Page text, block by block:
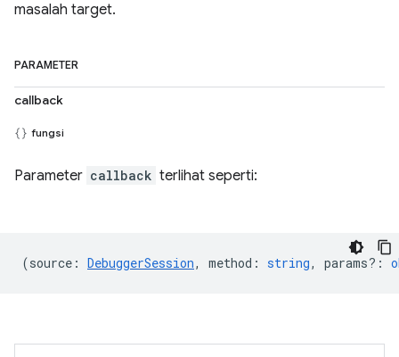
masalah target.
PARAMETER
callback
fungsi
Parameter callback terlihat seperti:
(source : DebuggerSession, method : string, params? :